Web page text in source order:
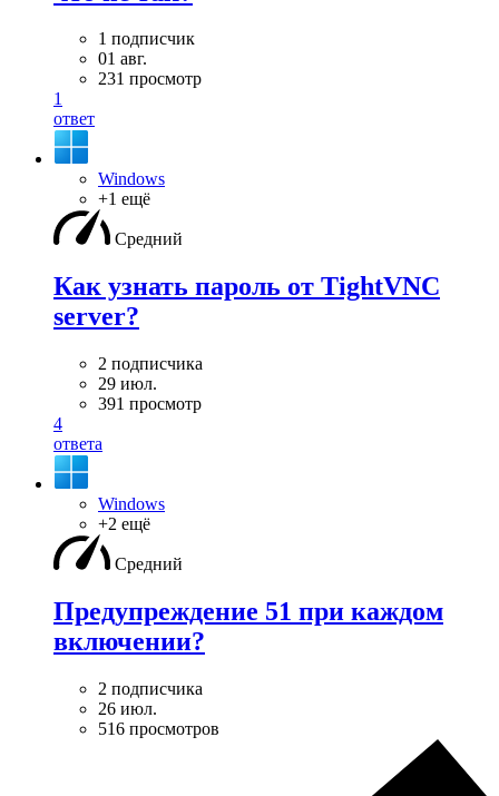
1 подписчик
01 авг.
231 просмотр
1
ответ
Windows
+1 ещё
Средний
Как узнать пароль от TightVNC
server?
2 подписчика
29 июл.
391 просмотр
4
ответа
Windows
+2 ещё
Средний
Предупреждение 51 при каждом
включении?
2 подписчика
26 июл.
516 просмотров